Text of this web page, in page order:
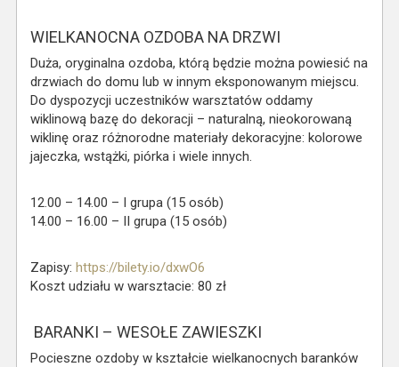
WIELKANOCNA OZDOBA NA DRZWI
Duża, oryginalna ozdoba, którą będzie można powiesić na
drzwiach do domu lub w innym eksponowanym miejscu.
Do dyspozycji uczestników warsztatów oddamy
wiklinową bazę do dekoracji – naturalną, nieokorowaną
wiklinę oraz różnorodne materiały dekoracyjne: kolorowe
jajeczka, wstążki, piórka i wiele innych.
12.00 – 14.00 – I grupa (15 osób)
14.00 – 16.00 – II grupa (15 osób)
Zapisy: https://bilety.io/dxwO6
Koszt udziału w warsztacie: 80 zł
BARANKI – WESOŁE ZAWIESZKI
Pocieszne ozdoby w kształcie wielkanocnych baranków